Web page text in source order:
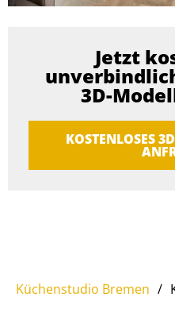
Jetzt
3D-
KOSTENLOSES
Küchenstudio Bremen /